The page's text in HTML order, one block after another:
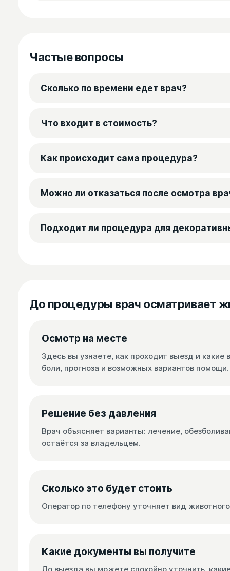
Частые вопросы
Сколько по времени едет врач?
Что входит в стоимость?
Как происходит сама процедура?
Можно ли отказаться после осмотра
Подходит ли процедура для
До процедуры врач осматривает
Осмотр на месте
Здесь вы узнаете, как проходит выезд и
боли, прогноза и возможных вариантов помощи.
Решение без давления
Врач объясняет варианты: лечение,
остаётся за владельцем.
Сколько это будет стоить
Оператор по телефону уточняет вид
Какие документы вы получите
До выезда вы можете спокойно уточнить,